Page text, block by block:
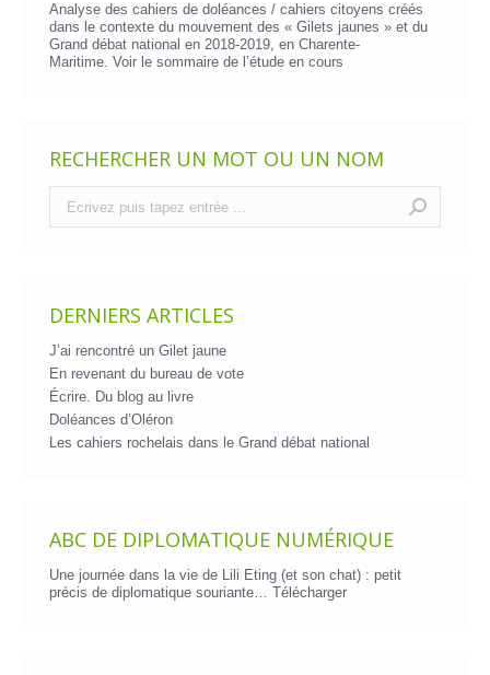
Analyse des cahiers de doléances / cahiers citoyens créés
dans le contexte du mouvement des « Gilets jaunes » et du
Grand débat national en 2018-2019, en Charente-
Maritime. Voir le sommaire de l’étude en cours
RECHERCHER UN MOT OU UN NOM
DERNIERS ARTICLES
J’ai rencontré un Gilet jaune
En revenant du bureau de vote
Écrire. Du blog au livre
Doléances d’Oléron
Les cahiers rochelais dans le Grand débat national
ABC DE DIPLOMATIQUE NUMÉRIQUE
Une journée dans la vie de Lili Eting (et son chat) : petit
précis de diplomatique souriante… Télécharger